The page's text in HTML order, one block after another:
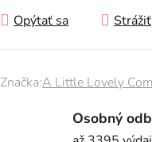
Opýtať sa Strážiť
Značka:A Little Lovely
Osobný